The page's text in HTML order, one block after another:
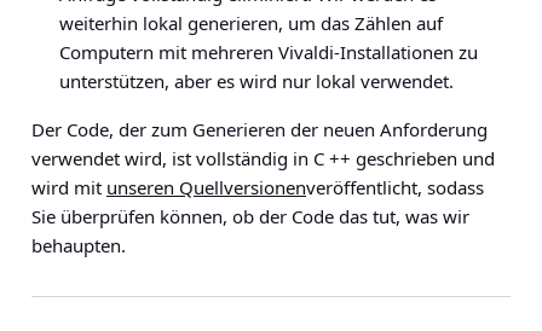
weiterhin lokal generieren, um das Zählen auf
Computern mit mehreren Vivaldi-Installationen zu
unterstützen, aber es wird nur lokal verwendet.
Der Code, der zum Generieren der neuen Anforderung
verwendet wird, ist vollständig in C ++ geschrieben und
wird mit unseren Quellversionenveröffentlicht, sodass
Sie überprüfen können, ob der Code das tut, was wir
behaupten.